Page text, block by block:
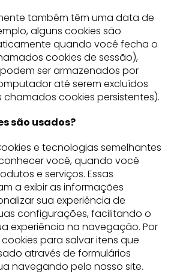
também têm uma data de
alguns cookies são
quando você fecha o
cookies de sessão),
ser armazenados por
até serem excluídos
cookies persistentes).
são usados?
e tecnologias semelhantes
você, quando você
e serviços. Essas
a exibir as informações
sua experiência de
configurações, facilitando o
experiência na navegação. Por
para salvar itens que
através de formulários
navegando pelo nosso site.